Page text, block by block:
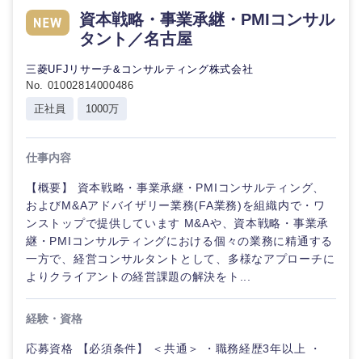
営業
サービス
クリエイ
タント
専門職
技術職
（IT）、
Webサー
ビス・制
作、ゲー
ム
コンサルタント
技術職（IT）、Webサービス・制作、ゲーム
技術職（モノづくり）
金融専門職
メディカル
不動産専門職
建設・施工管理
事務職
建設・不動産
IT・通信
WEBサービス
業
完全週休2日制 社宅・家賃補助有
資本戦略・事業承継・PMIコンサル
タント／名古屋
三菱UFJリサーチ&コンサルティング株式会社
No. 01002814000486
正社員
1000万
仕事内容
【概要】 資本戦略・事業承継・PMIコンサルティング、
およびM&Aアドバイザリー業務(FA業務)を組織内で・ワ
ンストップで提供しています M&Aや、資本戦略・事業承
継・PMIコンサルティングにおける個々の業務に精通する
一方で、経営コンサルタントとして、多様なアプローチに
よりクライアントの経営課題の解決をト...
経験・資格
応募資格 【必須条件】 ＜共通＞ ・職務経歴3年以上 ・